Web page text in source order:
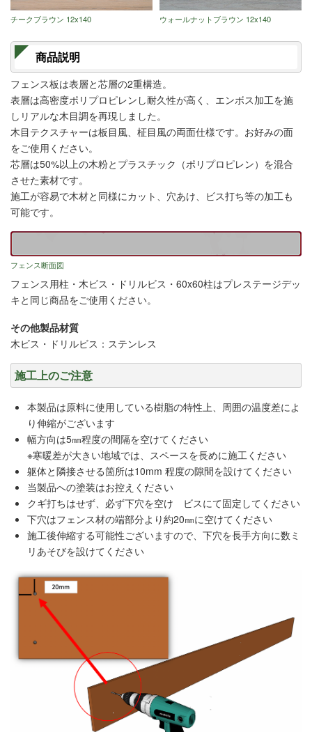
チークブラウン 12x140 ウォールナットブラウン 12x140
商品説明
フェンス板は表層と芯層の2重構造。
表層は高密度ポリプロピレンし耐久性が高く、エンボス加工を施
しリアルな木目調を再現しました。
木目テクスチャーは板目風、柾目風の両面仕様です。お好みの面
をご使用ください。
芯層は50%以上の木粉とプラスチック（ポリプロピレン）を混合
させた素材です。
施工が容易で木材と同様にカット、穴あけ、ビス打ち等の加工も
可能です。
フェンス断面図
フェンス用柱・木ビス・ドリルビス・60x60柱はプレステージデッ
キと同じ商品をご使用ください。
その他製品材質
木ビス・ドリルビス：ステンレス
施工上のご注意
本製品は原料に使用している樹脂の特性上、周囲の温度差によ
り伸縮がございます
幅方向は5㎜程度の間隔を空けてください
※寒暖差が大きい地域では、スペースを長めに施工ください
躯体と隣接させる箇所は10mm 程度の隙間を設けてください
当製品への塗装はお控えください
クギ打ちはせず、必ず下穴を空け ビスにて固定してください
下穴はフェンス材の端部分より約20㎜に空けてください
施工後伸縮する可能性ございますので、下穴を長手方向に数ミ
リあそびを設けてください